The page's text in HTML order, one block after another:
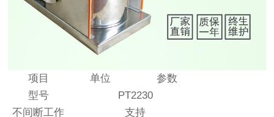
项目 单位
参数
型号
PT2230
不间断工作
支持